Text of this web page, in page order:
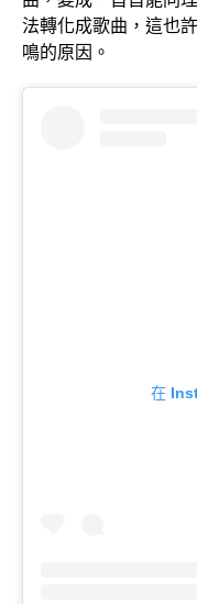
法轉化成歌曲，這也
鳴的原因。
在